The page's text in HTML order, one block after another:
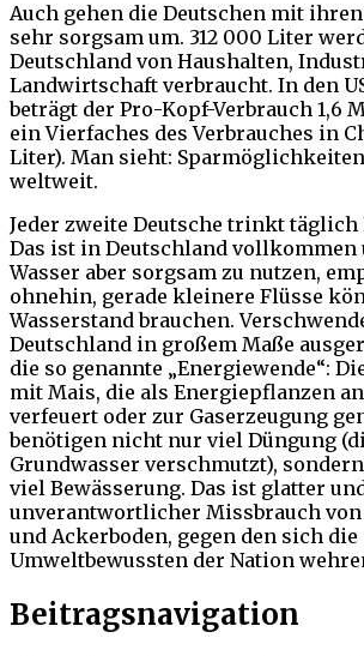
Auch gehen die Deutschen mit
sehr sorgsam um. 312 000 Liter
Deutschland von Haushalten,
Landwirtschaft verbraucht. In den
beträgt der Pro-Kopf-Verbrauch 1,6
ein Vierfaches des Verbrauches in
Liter). Man sieht:
weltweit.
Jeder zweite Deutsche trinkt täglich
Das ist in Deutschland vollkommen
Wasser aber sorgsam zu nutzen,
ohnehin, gerade kleinere Flüsse
Wasserstand brauchen.
Deutschland in großem Maße
die so genannte „Energiewende“:
mit Mais, die als Energiepflanzen
verfeuert oder zur Gaserzeugung
benötigen nicht nur viel Düngung
Grundwasser verschmutzt),
viel Bewässerung. Das ist glatter
unverantwortlicher Missbrauch
und Ackerboden, gegen den sich die
Umweltbewussten der Nation
Beitragsnavigation